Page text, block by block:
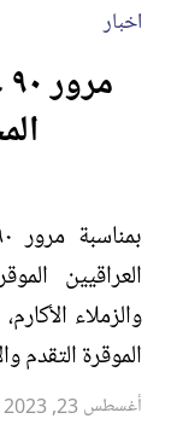
اخبار
العراقيين
والزملاء
الموقرة التقدم
أغسطس 23, 2023